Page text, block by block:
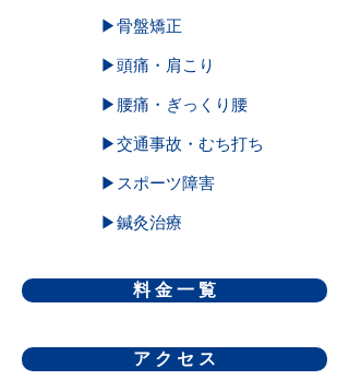
▶骨盤矯正
▶頭痛・肩こり
▶腰痛・ぎっくり腰
▶交通事故・むち打ち
▶スポーツ障害
▶鍼灸治療
料 金 一 覧
ア ク セ ス